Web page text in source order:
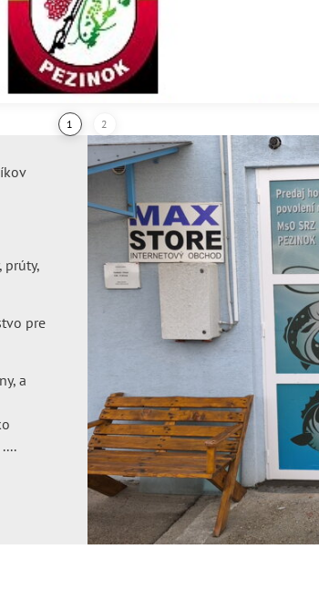
prúty,
pre
a